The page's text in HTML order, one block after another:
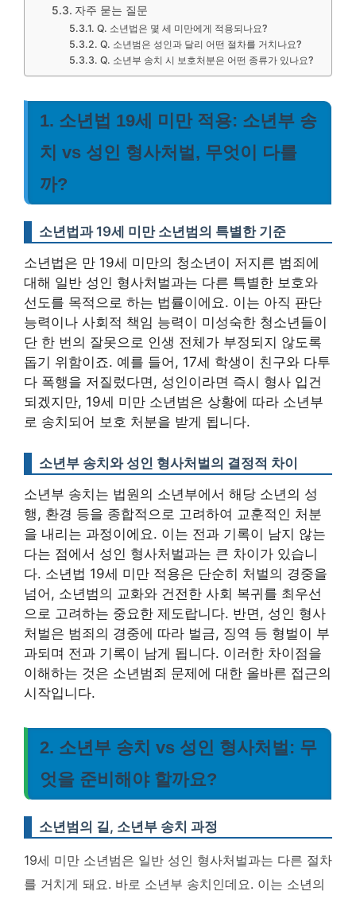
자주 묻는 질문
Q. 소년법은 몇 세 미만에게 적용되나요?
Q. 소년범은 성인과 달리 어떤 절차를 거치나요?
Q. 소년부 송치 시 보호처분은 어떤 종류가 있나요?
1. 소년법 19세 미만 적용: 소년부 송
치 vs 성인 형사처벌, 무엇이 다를
까?
소년법과 19세 미만 소년범의 특별한 기준
소년법은 만 19세 미만의 청소년이 저지른 범죄에
대해 일반 성인 형사처벌과는 다른 특별한 보호와
선도를 목적으로 하는 법률이에요. 이는 아직 판단
능력이나 사회적 책임 능력이 미성숙한 청소년들이
단 한 번의 잘못으로 인생 전체가 부정되지 않도록
돕기 위함이죠. 예를 들어, 17세 학생이 친구와 다투
다 폭행을 저질렀다면, 성인이라면 즉시 형사 입건
되겠지만, 19세 미만 소년범은 상황에 따라 소년부
로 송치되어 보호 처분을 받게 됩니다.
소년부 송치와 성인 형사처벌의 결정적 차이
소년부 송치는 법원의 소년부에서 해당 소년의 성
행, 환경 등을 종합적으로 고려하여 교훈적인 처분
을 내리는 과정이에요. 이는 전과 기록이 남지 않는
다는 점에서 성인 형사처벌과는 큰 차이가 있습니
다. 소년법 19세 미만 적용은 단순히 처벌의 경중을
넘어, 소년범의 교화와 건전한 사회 복귀를 최우선
으로 고려하는 중요한 제도랍니다. 반면, 성인 형사
처벌은 범죄의 경중에 따라 벌금, 징역 등 형벌이 부
과되며 전과 기록이 남게 됩니다. 이러한 차이점을
이해하는 것은 소년범죄 문제에 대한 올바른 접근의
시작입니다.
2. 소년부 송치 vs 성인 형사처벌: 무
엇을 준비해야 할까요?
소년범의 길, 소년부 송치 과정
19세 미만 소년범은 일반 성인 형사처벌과는 다른 절차
를 거치게 돼요. 바로 소년부 송치인데요. 이는 소년의